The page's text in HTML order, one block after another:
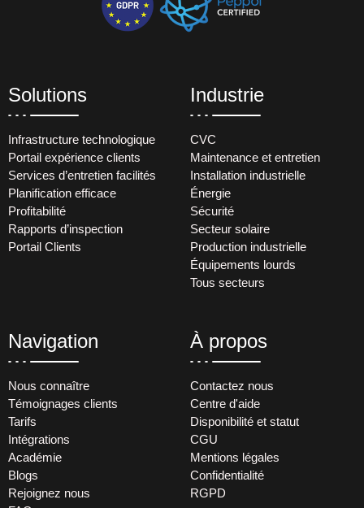
Solutions
Infrastructure technologique
Portail expérience clients
Services d’entretien facilités
Planification efficace
Profitabilité
Rapports d’inspection
Portail Clients
Industrie
CVC
Maintenance et entretien
Installation industrielle
Énergie
Sécurité
Secteur solaire
Production industrielle
Équipements lourds
Tous secteurs
Navigation
Nous connaître
Témoignages clients
Tarifs
Intégrations
Académie
Blogs
Rejoignez nous
À propos
Contactez nous
Centre d'aide
Disponibilité et statut
CGU
Mentions légales
Confidentialité
RGPD